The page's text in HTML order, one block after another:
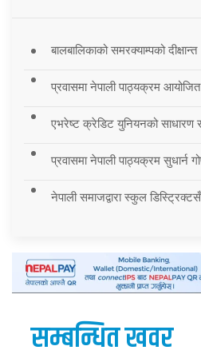
बालबालिकाको समरक्याम्पको दीक्षान्त
प्रवासमा नेपाली पाठ्यक्रम आयोजित
एभरेष्ट क्रेडिट युनियनको साधारण
प्रवासमा नेपाली पाठ्यक्रम सुधार्न
नेपाली समाजद्वारा स्कुल
सम्बन्धित खवर